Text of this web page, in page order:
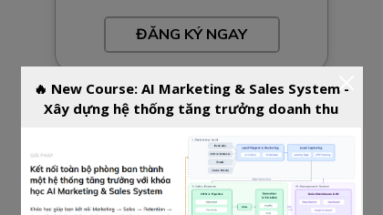
ĐĂNG KÝ NGAY
4,644,000
EARLY BIRD (8 BUỔI)
GIỚI HẠN SLOT
🔥 New Course: AI Marketing & Sales System -
Xây dựng hệ thống tăng trưởng doanh thu